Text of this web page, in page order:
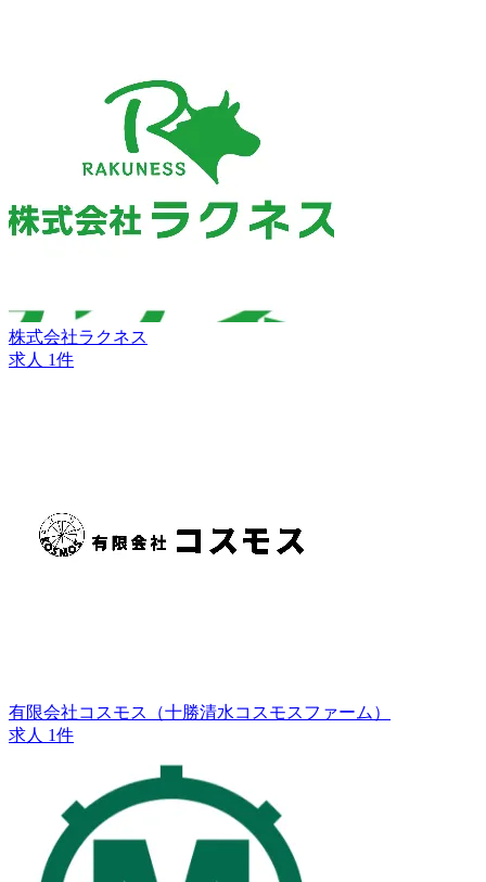
株式会社ラクネス
求人 1件
有限会社コスモス（十勝清水コスモスファーム）
求人 1件